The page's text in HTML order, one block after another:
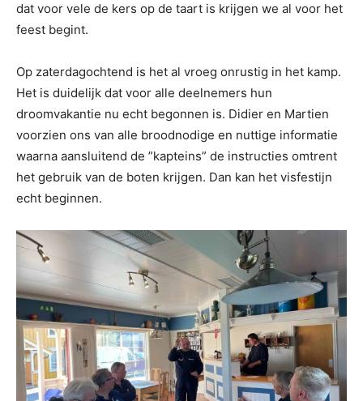
dat voor vele de kers op de taart is krijgen we al voor het
feest begint.
Op zaterdagochtend is het al vroeg onrustig in het kamp.
Het is duidelijk dat voor alle deelnemers hun
droomvakantie nu echt begonnen is. Didier en Martien
voorzien ons van alle broodnodige en nuttige informatie
waarna aansluitend de ”kapteins” de instructies omtrent
het gebruik van de boten krijgen. Dan kan het visfestijn
echt beginnen.